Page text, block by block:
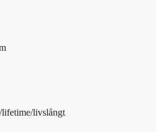
livslångt